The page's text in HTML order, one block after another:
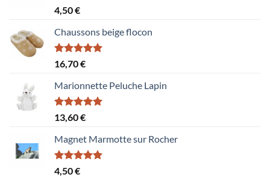
Note5.00
sur 5
4,50€
Chaussons beige flocon
Note5.00
sur 5
16,70€
Marionnette Peluche Lapin
Note5.00
sur 5
13,60€
Magnet Marmotte sur Rocher
Note5.00
sur 5
4,50€